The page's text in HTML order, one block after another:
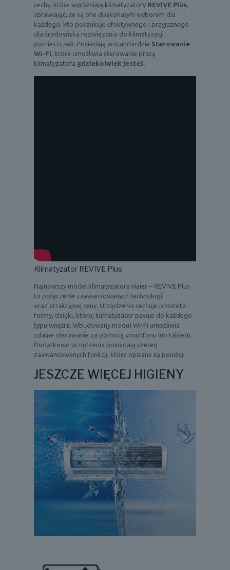
cechy, które wyróżniają klimatyzatory REVIVE Plus
sprawiając, że są one doskonałym wyborem dla
każdego, kto poszukuje efektywnego i przyjaznego
dla środowiska rozwiązania do klimatyzacji
pomieszczeń. Posiadają w standardzie Sterowanie
Wi-Fi , które umożliwia sterowanie pracą
klimatyzatora gdziekolwiek jesteś.
Klimatyzator REVIVE Plus
Najnowszy model klimatyzatora Haier – REVIVE Plus
to połączenie zaawansowanych technologii
oraz atrakcyjnej ceny. Urządzenia cechuje prostota
formy, dzięki, której klimatyzator pasuje do każdego
typu wnętrz. Wbudowany moduł Wi-Fi umożliwia
zdalne sterowanie za pomocą smartfonu lub tabletu.
Dodatkowo urządzenia posiadają szereg
zaawansowanych funkcji, które opisane są poniżej.
JESZCZE WIĘCEJ HIGIENY